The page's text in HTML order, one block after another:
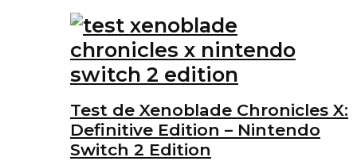
Test de Xenoblade Chronicles X:
Definitive Edition – Nintendo
Switch 2 Edition